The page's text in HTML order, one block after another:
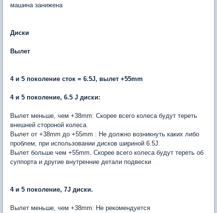
машина занижена
Диски
Вылет
4 и 5 поколение сток = 6.5J, вылет +55mm
4 и 5 поколение, 6.5 J диски:
Вылет меньше, чем +38mm: Скорее всего колеса будут тереть
внешней стороной колеса.
Вылет от +38mm до +55mm : Не должно возникнуть каких либо
проблем, при использовании дисков шириной 6.5J.
Вылет больше чем +55mm. Скорее всего колеса будут тереть об
суппорта и другие внутренние детали подвески
4 и 5 поколение, 7J диски.
Вылет меньше, чем +38mm: Не рекомендуется